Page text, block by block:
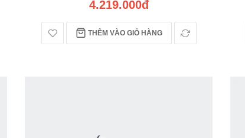
4.219.000đ
THÊM VÀO GIỎ HÀNG